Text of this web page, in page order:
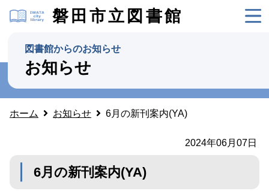
磐田市立図書館
図書館からのお知らせ
お知らせ
ホーム お知らせ 6月の新刊案内(YA)
2024年06月07日
6月の新刊案内(YA)